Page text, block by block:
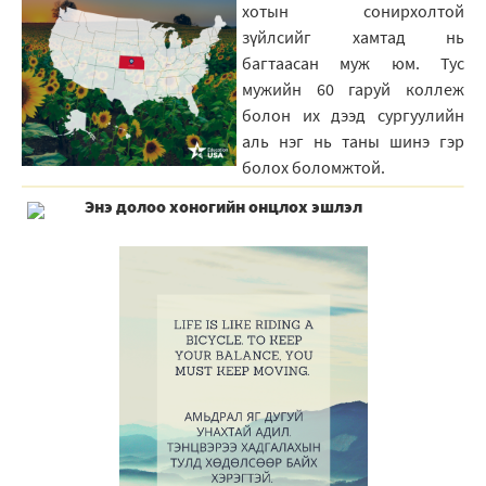
хотын сонирхолтой
зүйлсийг хамтад нь
багтаасан муж юм. Тус
мужийн 60 гаруй коллеж
болон их дээд сургуулийн
аль нэг нь таны шинэ гэр
болох боломжтой.
Энэ долоо хоногийн онцлох эшлэл